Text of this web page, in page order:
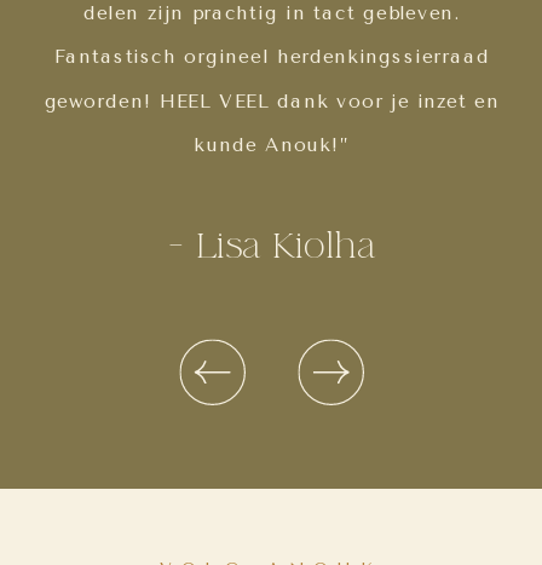
- Lisa Kiolha
delen zijn prachtig in tact gebleven.
Fantastisch orgineel herdenkingssierraad
geworden! HEEL VEEL dank voor je inzet en
kunde Anouk!”